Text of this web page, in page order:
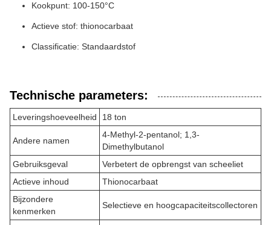
Kookpunt: 100-150°C
Actieve stof: thionocarbaat
Classificatie: Standaardstof
Technische parameters:
Leveringshoeveelheid 18 ton
Andere namen
4-Methyl-2-pentanol; 1,3-
Dimethylbutanol
Gebruiksgeval
Verbetert de opbrengst van scheeliet
Actieve inhoud
Thionocarbaat
Bijzondere
kenmerken
Selectieve en hoogcapaciteitscollectoren